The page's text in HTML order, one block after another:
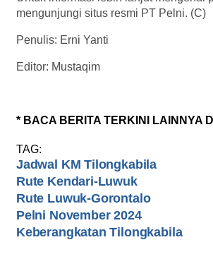
mengunjungi situs resmi PT Pelni. (C)
Penulis: Erni Yanti
Editor: Mustaqim
* BACA BERITA TERKINI LAINNYA DI
TAG:
Jadwal KM Tilongkabila
Rute Kendari-Luwuk
Rute Luwuk-Gorontalo
Pelni November 2024
Keberangkatan Tilongkabila